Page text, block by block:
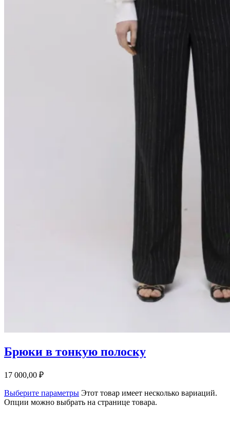
Брюки в тонкую полоску
17 000,00 ₽
Выберите параметры Этот товар имеет несколько вариаций.
Опции можно выбрать на странице товара.